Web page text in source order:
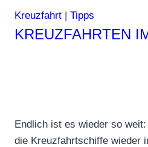
Kreuzfahrt
dank
Kreuzfahrt | Tipps
KREUZFAHRTEN
Endlich ist es wieder so
die Kreuzfahrtschiffe wieder